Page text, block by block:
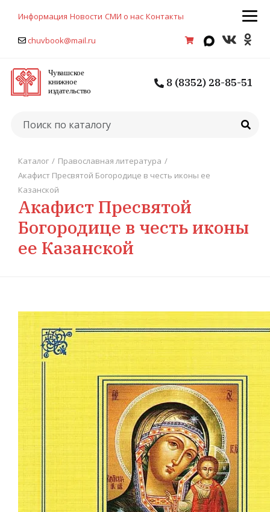
Информация Новости СМИ о нас Контакты
chuvbook@mail.ru
8 (8352) 28-85-51
Каталог / Православная литература /
Акафист Пресвятой Богородице в честь иконы ее
Казанской
Акафист Пресвятой
Богородице в честь иконы
ее Казанской